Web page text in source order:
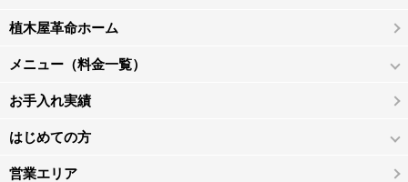
植木屋革命ホーム
メニュー（料金一覧）
お手入れ実績
はじめての方
営業エリア